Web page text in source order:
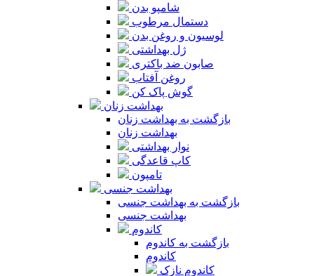
شامپو بدن
دستمال مرطوب
لوسیون و روغن بدن
ژل بهداشتی
صابون ضد باکتری
روغن آفتاب
گوش پاک کن
بهداشت زنان
بازگشت به بهداشت زنان
بهداشت زنان
نوار بهداشتی
کاپ قاعدگی
تامپون
بهداشت جنسی
بازگشت به بهداشت جنسی
بهداشت جنسی
کاندوم
بازگشت به کاندوم
کاندوم
کاندوم نازک